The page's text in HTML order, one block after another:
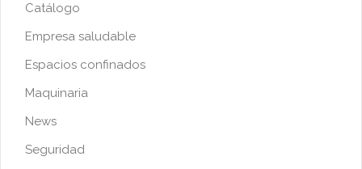
Catálogo
Empresa saludable
Espacios confinados
Maquinaria
News
Seguridad